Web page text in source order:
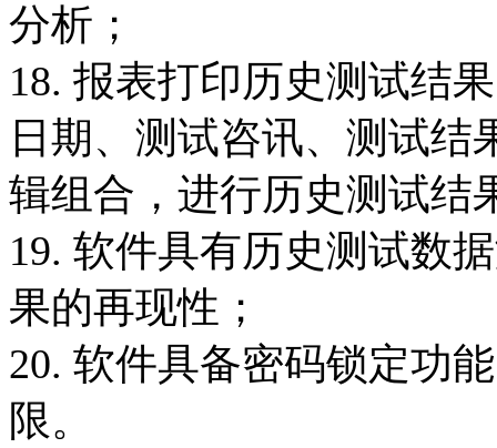
分析；
18. 报表打印历史测试结
日期、测试咨讯、测试
辑组合，进行历史测试结
19. 软件具有历史测试数
果的再现性；
20. 软件具备密码锁定功
限。